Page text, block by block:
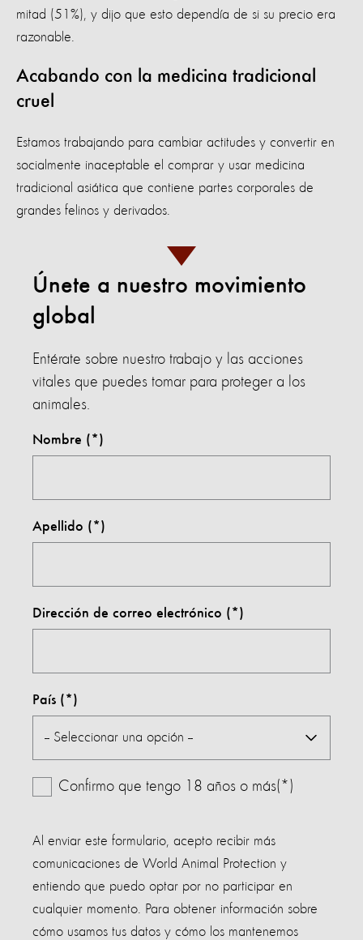
mitad (51%), y dijo que esto dependía de si su precio era
razonable.
Acabando con la medicina tradicional
cruel
Estamos trabajando para cambiar actitudes y convertir en
socialmente inaceptable el comprar y usar medicina
tradicional asiática que contiene partes corporales de
grandes felinos y derivados.
Únete a nuestro movimiento
global
Entérate sobre nuestro trabajo y las acciones
vitales que puedes tomar para proteger a los
animales.
Nombre
Apellido
Dirección de correo electrónico
País
Confirmo que tengo 18 años o más(*)
Al enviar este formulario, acepto recibir más
comunicaciones de World Animal Protection y
entiendo que puedo optar por no participar en
cualquier momento. Para obtener información sobre
cómo usamos tus datos y cómo los mantenemos